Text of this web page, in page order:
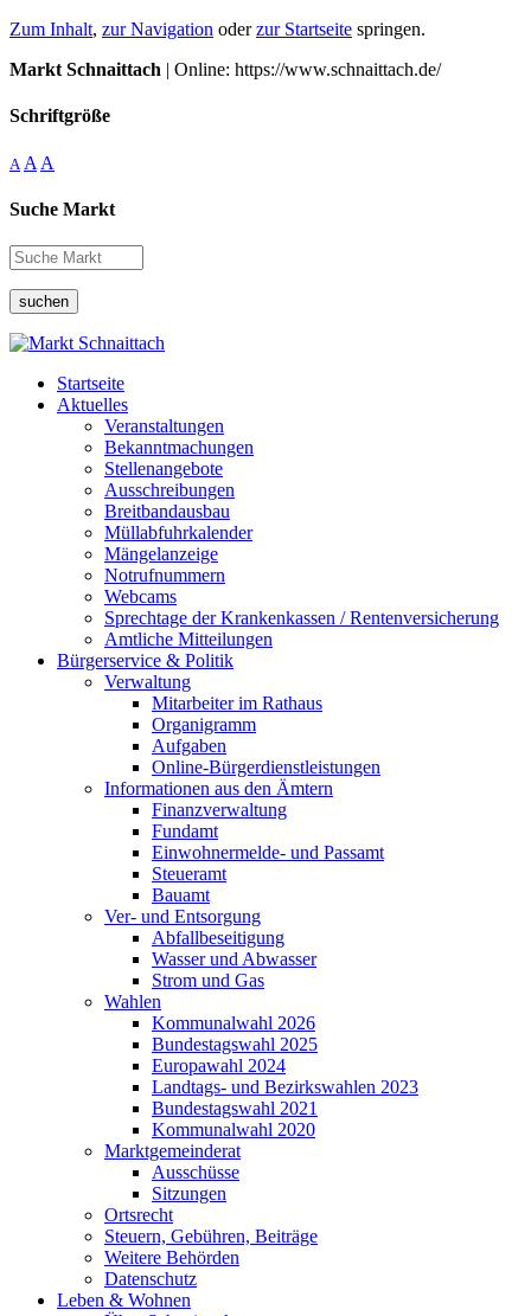
Zum Inhalt, zur Navigation oderzur Startseite springen.
Markt Schnaittach | Online: https://www.schnaittach.de/
Schriftgröße
A A A
Suche Markt
suchen
Startseite
Aktuelles
Veranstaltungen
Bekanntmachungen
Stellenangebote
Ausschreibungen
Breitbandausbau
Müllabfuhrkalender
Mängelanzeige
Notrufnummern
Webcams
Sprechtage der Krankenkassen / Rentenversicherung
Amtliche Mitteilungen
Bürgerservice & Politik
Verwaltung
Mitarbeiter im Rathaus
Organigramm
Aufgaben
Online-Bürgerdienstleistungen
Informationen aus den Ämtern
Finanzverwaltung
Fundamt
Einwohnermelde- und Passamt
Steueramt
Bauamt
Ver- und Entsorgung
Abfallbeseitigung
Wasser und Abwasser
Strom und Gas
Wahlen
Kommunalwahl 2026
Bundestagswahl 2025
Europawahl 2024
Landtags- und Bezirkswahlen 2023
Bundestagswahl 2021
Kommunalwahl 2020
Marktgemeinderat
Ausschüsse
Sitzungen
Ortsrecht
Steuern, Gebühren, Beiträge
Weitere Behörden
Datenschutz
Leben & Wohnen